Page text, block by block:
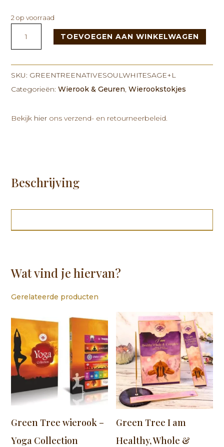
2 op voorraad
Native
Soul
White
Sage
15
TOEVOEGEN AAN WINKELWAGEN
SKU: GREENTREENATIVESOULWHITESAGE+L
Categorieën:Wierook & Geuren,Wierookstokjes
Bekijk hier ons verzend- en retourneerbeleid.
Beschrijving
Wat vind je hiervan?
Gerelateerde producten
Green Tree wierook –
Yoga Collection
Green Tree I am
Healthy, Whole &